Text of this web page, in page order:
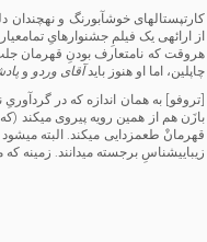
کارت­پستال­های خوش­آب­ورنگ و نه­چندان
از ارائه­ی یک فیلمِ جشنواره­ایِ
هروقت که نامتعارف بودنِ قهرمان
چاپلین، اما او هنوز بایدآقای وردو و
[تروفو] به همان اندازه که در
بازَن هم از همین رویه پیروی می­کند
قهرمانْ طعم­زدایی می­کند. البته
زیبایی­شناسِ برجسته می­دانند. زمینه